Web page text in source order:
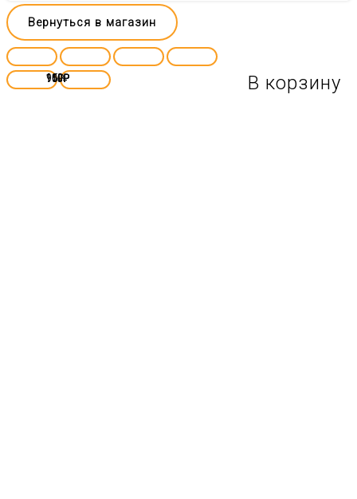
100₽ В корзину
90₽ В корзину
150₽ В корзину
110₽ В корзину
Вернуться в магазин